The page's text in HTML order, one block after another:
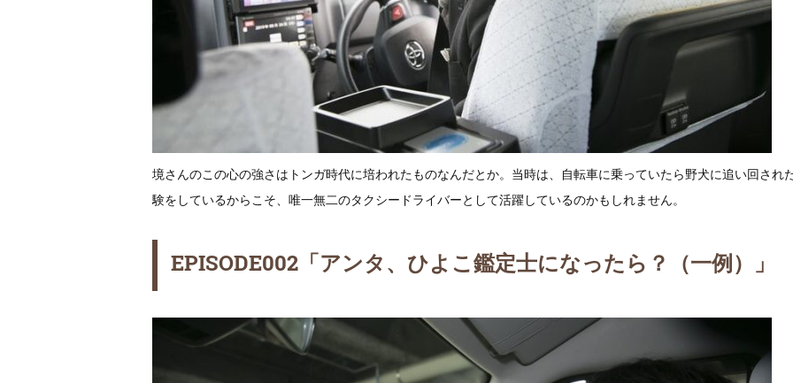
境さんのこの心の強さはトンガ時代に培われたものなんだとか。当時は、自転車に乗っていたら野犬に追い回され
験をしているからこそ、唯一無二のタクシードライバーとして活躍しているのかもしれません。
EPISODE002「アンタ、ひよこ鑑定士になったら？（一例）」